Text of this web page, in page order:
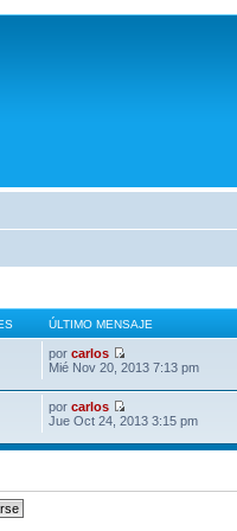
ÚLTIMO MENSAJE
porcarlos
Mié Nov 20, 2013 7:13 pm
porcarlos
Jue Oct 24, 2013 3:15 pm